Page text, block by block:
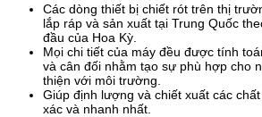
Các dòng thiết bị chiết rót trên thị
lắp ráp và sản xuất tại Trung Quốc
đầu của Hoa Kỳ.
Mọi chi tiết của máy đều được tính
và cân đối nhằm tạo sự phù hợp cho
thiện với môi trường.
Giúp định lượng và chiết xuất các
xác và nhanh nhất.